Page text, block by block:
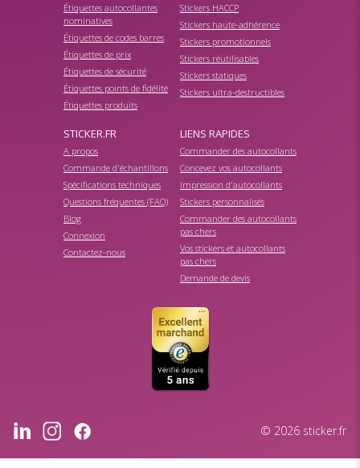
Étiquettes autocollantes
nominatives
Étiquettes de codes barres
Étiquettes de prix
Étiquettes de sécurité
Étiquettes points de fidélité
Étiquettes produits
Stickers HACCP
Stickers haute-adhérence
Stickers promotionnels
Stickers réutilisables
Stickers statiques
Stickers ultra-destructibles
STICKER.FR
A propos
Commande d'échantillons
Spécifications techniques
Questions fréquentes (FAQ)
Blog
Connexion
Contactez-nous
LIENS RAPIDES
Commander des autocollants
Concevez vos autocollants
Impression d'autocollants
Stickers personnalisés
Commander des autocollants
pas chers
Vos stickers et autocollants
pas chers
Demande de devis
© 2026 sticker.fr